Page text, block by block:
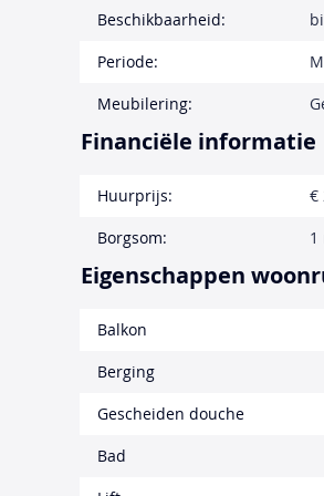
Beschikbaarheid:
Periode:
Meubilering:
Financiële informatie
Huurprijs:
€
Borgsom:
1
Eigenschappen
Balkon
Berging
Gescheiden douche
Bad